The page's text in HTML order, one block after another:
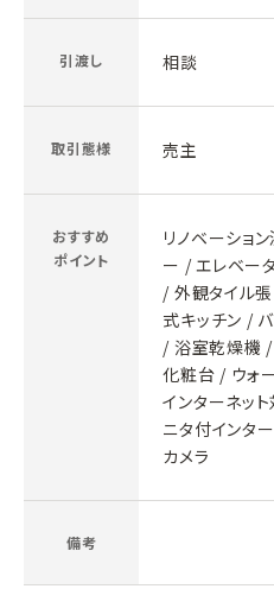
引渡し 相談
取引態様 売主
おすすめ
ポイント
リノベーショ
ー / エレベー
/ 外観タイル
式キッチン /
/ 浴室乾燥機
化粧台 / ウォ
インターネッ
ニタ付インタ
カメラ
備考